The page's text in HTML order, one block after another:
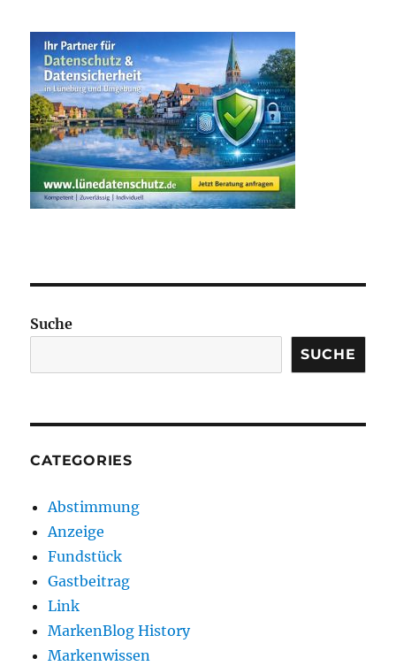
Suche
SUCHE
CATEGORIES
Abstimmung
Anzeige
Fundstück
Gastbeitrag
Link
MarkenBlog History
Markenwissen